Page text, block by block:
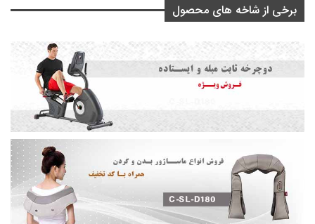
برخی از شاخه های محصول